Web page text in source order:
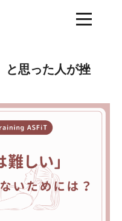
と思った人が挫